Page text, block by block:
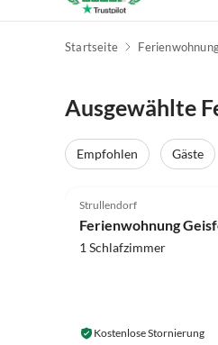
Startseite
Ausgewählte
Empfohlen Gäste
Strullendorf
Ferienwohnung
1 Schlafzimmer
Kostenlose Stornierung